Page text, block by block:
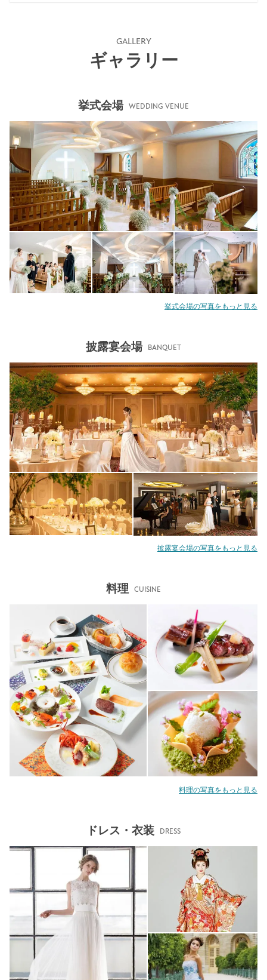
GALLERY
ギャラリー
挙式会場 WEDDING VENUE
挙式会場の写真をもっと見る
披露宴会場 BANQUET
披露宴会場の写真をもっと見る
料理 CUISINE
料理の写真をもっと見る
ドレス・衣装 DRESS